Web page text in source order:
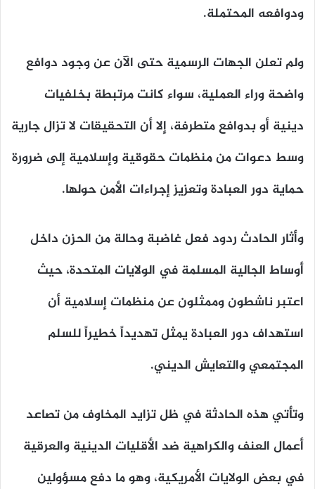
ودوافعه المحتملة.
ولم تعلن الجهات الرسمية حتى الآن عن وجود دوافع
واضحة وراء العملية، سواء كانت مرتبطة بخلفيات
دينية أو بدوافع متطرفة، إلا أن التحقيقات لا تزال جارية
وسط دعوات من منظمات حقوقية وإسلامية إلى ضرورة
حماية دور العبادة وتعزيز إجراءات الأمن حولها.
وأثار الحادث ردود فعل غاضبة وحالة من الحزن داخل
أوساط الجالية المسلمة في الولايات المتحدة، حيث
اعتبر ناشطون وممثلون عن منظمات إسلامية أن
استهداف دور العبادة يمثل تهديداً خطيراً للسلم
المجتمعي والتعايش الديني.
وتأتي هذه الحادثة في ظل تزايد المخاوف من تصاعد
أعمال العنف والكراهية ضد الأقليات الدينية والعرقية
في بعض الولايات الأمريكية، وهو ما دفع مسؤولين